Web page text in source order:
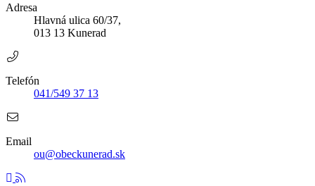
Adresa
Hlavná ulica 60/37,
013 13 Kunerad
Telefón
041/549 37 13
Email
ou@obeckunerad.sk